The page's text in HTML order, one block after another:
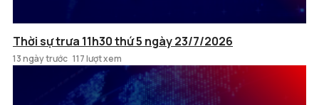
Thời sự trưa 11h30 thứ 5 ngày 23/7/2026
13 ngày trước 117 lượt xem